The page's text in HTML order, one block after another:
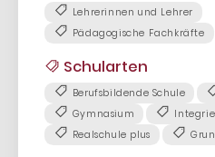
Lehrerinnen und Lehrer
Pädagogische Fachkräfte
Schularten
Berufsbildende Schule
Gymnasium
Realschule plus